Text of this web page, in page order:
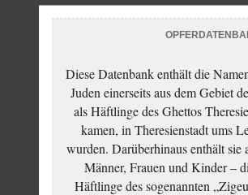
Diese Datenbank enthält die
Juden einerseits aus dem Gebiet
als Häftlinge des Ghettos
kamen, in Theresienstadt ums
wurden. Darüberhinaus enthält
Männer, Frauen und Kinder –
Häftlinge des sogenannten